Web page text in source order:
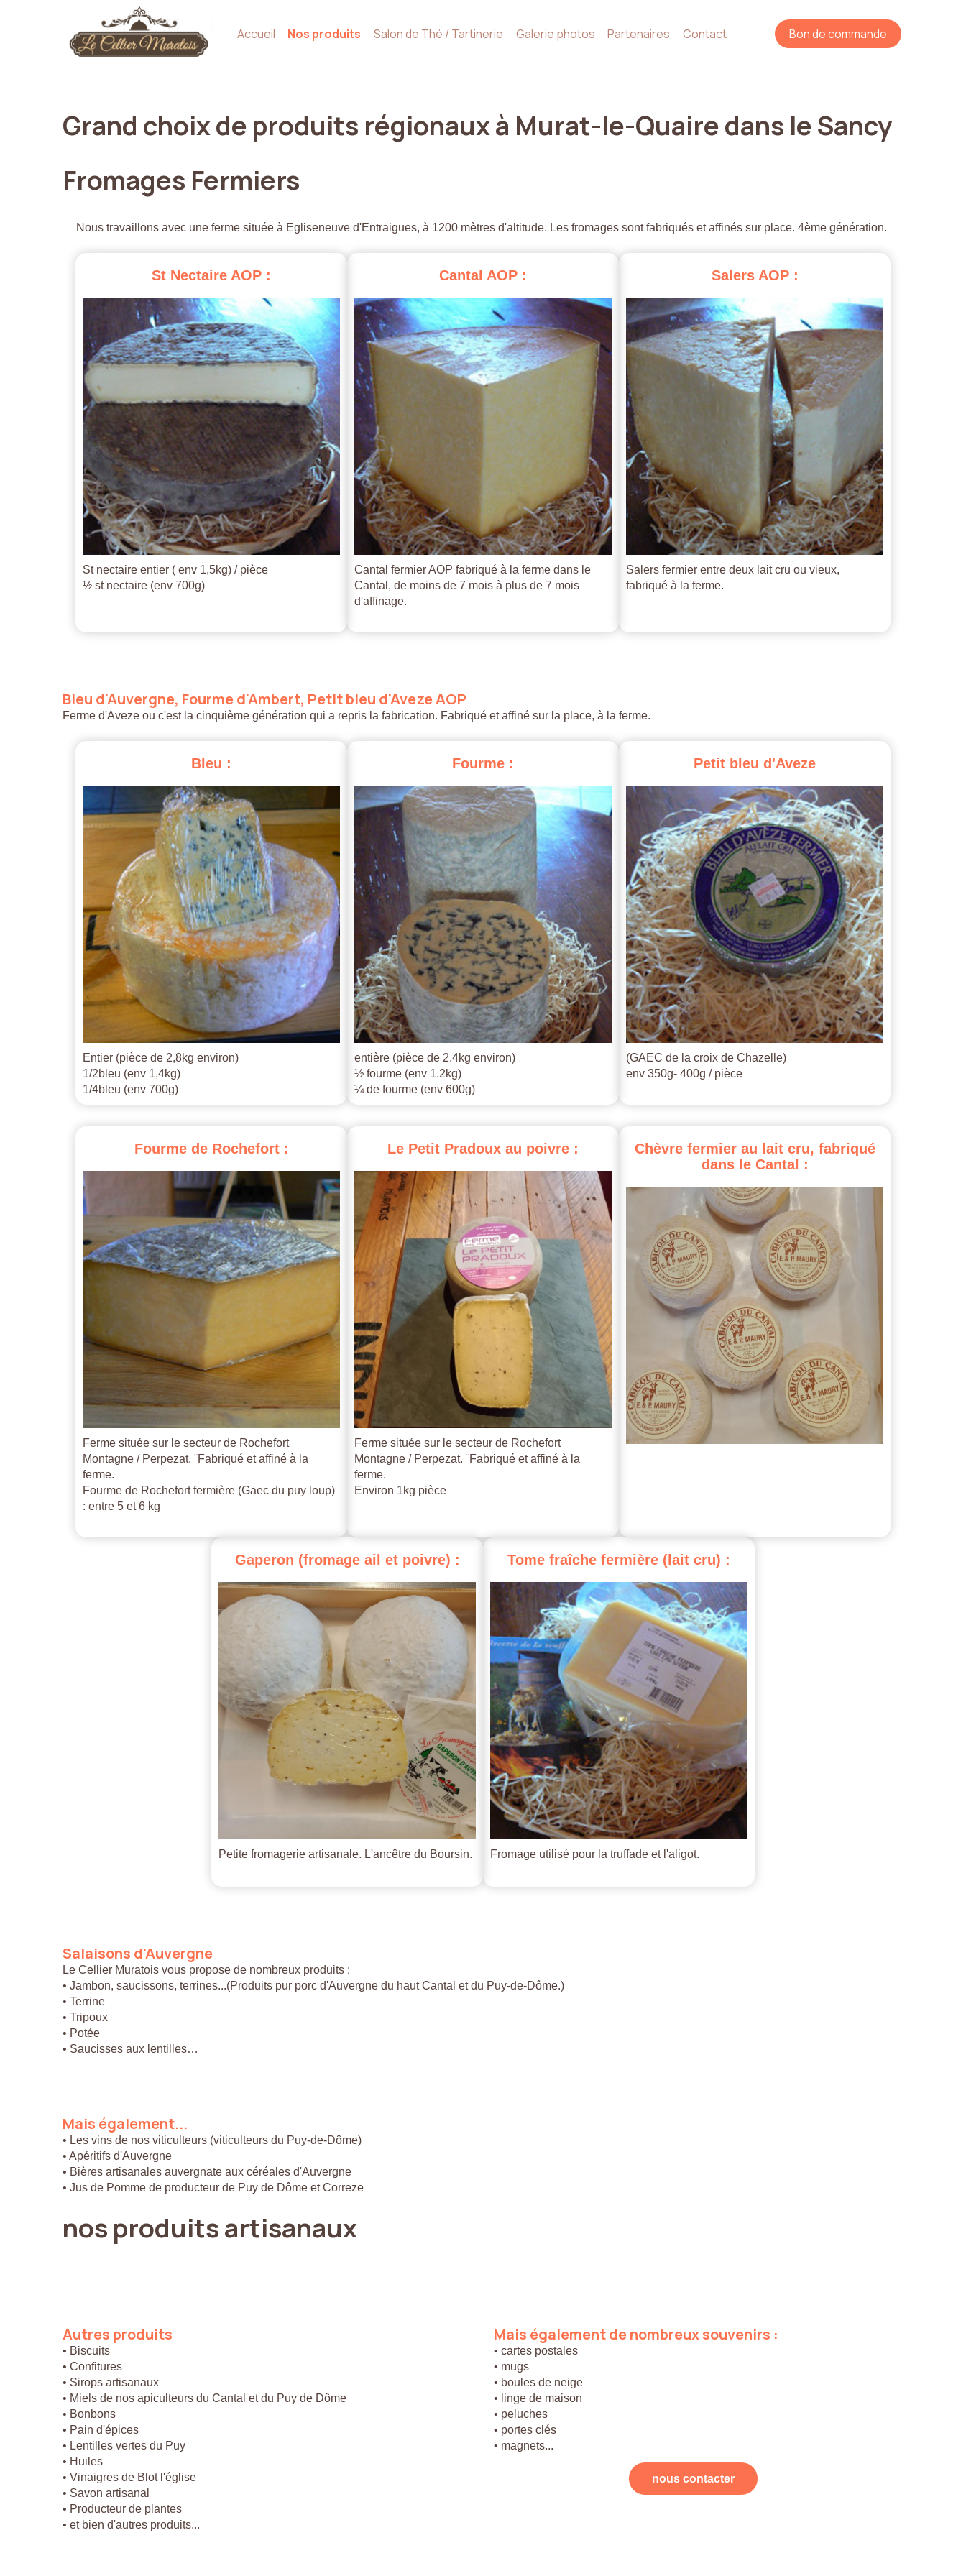
Accueil Nos produits Salon de Thé / Tartinerie Galerie photos Partenaires Contact Bon de commande
Grand choixde produits régionauxà Murat-le-Quairedans leSancy
Fromages Fermiers
Nous travaillons avec une ferme située à Egliseneuve d'Entraigues, à 1200 mètres d'altitude. Les fromages sont fabriqués et affinés sur place. 4ème génération.
St Nectaire AOP :
St nectaire entier ( env 1,5kg) / pièce
½ st nectaire (env 700g)
Cantal AOP :
Cantal fermier AOP fabriqué à la ferme dans le
Cantal, de moins de 7 mois à plus de 7 mois
d'affinage.
Salers AOP :
Salers fermier entre deux lait cru ou vieux,
fabriqué à la ferme.
Bleu d'Auvergne, Fourmed'Ambert, Petitbleu d'AvezeAOP
Ferme d'Aveze ou c'est la cinquième génération qui a repris la fabrication. Fabriqué et affiné sur la place, à la ferme.
Bleu :
Entier (pièce de 2,8kg environ)
1/2bleu (env 1,4kg)
1/4bleu (env 700g)
Fourme :
entière (pièce de 2.4kg environ)
½ fourme (env 1.2kg)
¼ de fourme (env 600g)
Petit bleu d'Aveze
(GAEC de la croix de Chazelle)
env 350g- 400g / pièce
Fourme de Rochefort :
Ferme située sur le secteur de Rochefort
Montagne / Perpezat. ¨Fabriqué et affiné à la
ferme.
Fourme de Rochefort fermière (Gaec du puy loup)
: entre 5 et 6 kg
Le Petit Pradoux au poivre :
Ferme située sur le secteur de Rochefort
Montagne / Perpezat. ¨Fabriqué et affiné à la
ferme.
Environ 1kg pièce
Chèvre fermier au lait cru, fabriqué
dans le Cantal :
Gaperon (fromage ail et poivre) :
Petite fromagerie artisanale. L'ancêtre du Boursin.
Tome fraîche fermière (lait cru) :
Fromage utilisé pour la truffade et l'aligot.
Salaisons d'Auvergne
Le Cellier Muratois vous propose de nombreux produits :
• Jambon, saucissons, terrines...(Produits pur porc d'Auvergne du haut Cantal et du Puy-de-Dôme.)
• Terrine
• Tripoux
• Potée
• Saucisses aux lentilles…
Mais également...
• Les vins de nos viticulteurs (viticulteurs du Puy-de-Dôme)
• Apéritifs d'Auvergne
• Bières artisanales auvergnate aux céréales d'Auvergne
• Jus de Pomme de producteur de Puy de Dôme et Correze
nos produitsartisanaux
Autres produits
• Biscuits
• Confitures
• Sirops artisanaux
• Miels de nos apiculteurs du Cantal et du Puy de Dôme
• Bonbons
• Pain d'épices
• Lentilles vertes du Puy
• Huiles
• Vinaigres de Blot l'église
• Savon artisanal
• Producteur de plantes
• et bien d'autres produits...
Mais égalementdenombreuxsouvenirs :
• cartes postales
• mugs
• boules de neige
• linge de maison
• peluches
• portes clés
• magnets...
nous contacter